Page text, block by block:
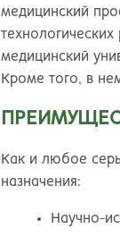
медицинский
медицинский
Кроме того, в
Как и любое
назначения:
Научно-